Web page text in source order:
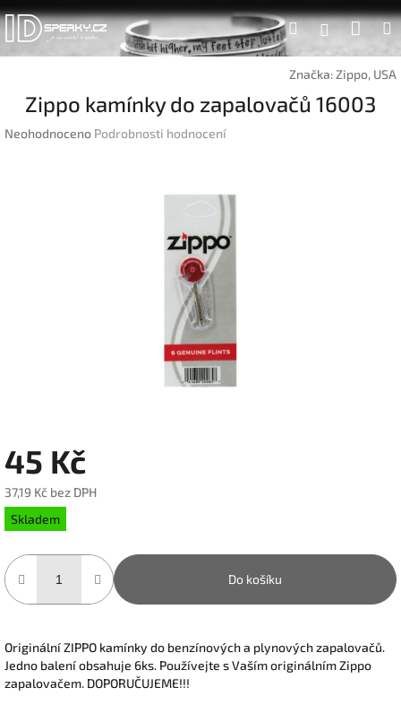
Přejít
na
obsah
Hledat
Značka:Zippo, USA
Zippo kamínky do zapalovačů 16003
Průměrné
Neohodnoceno Podrobnosti hodnocení
45 Kč
37,19 Kč bez DPH
Měrná
cena:
Skladem
Do košíku
Originální ZIPPO kamínky do benzínových a plynových zapalovačů.
Jedno balení obsahuje 6ks. Používejte s Vaším originálním Zippo
zapalovačem. DOPORUČUJEME!!!